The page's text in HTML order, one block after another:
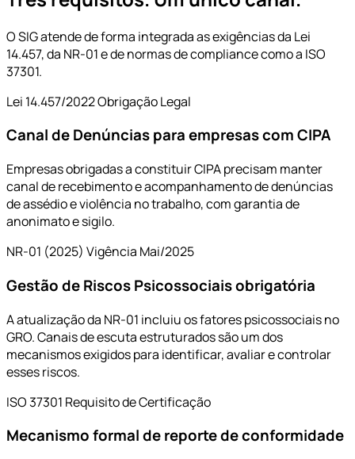
O SIG atende de forma integrada as exigências da Lei
14.457, da NR-01 e de normas de compliance como a ISO
37301.
Lei 14.457/2022Obrigação Legal
Canal de Denúncias para empresas com CIPA
Empresas obrigadas a constituir CIPA precisam manter
canal de recebimento e acompanhamento de denúncias
de assédio e violência no trabalho, com garantia de
anonimato e sigilo.
NR-01 (2025) Vigência Mai/2025
Gestão de Riscos Psicossociais obrigatória
A atualização da NR-01 incluiu os fatores psicossociais no
GRO. Canais de escuta estruturados são um dos
mecanismos exigidos para identificar, avaliar e controlar
esses riscos.
ISO 37301 Requisito de Certificação
Mecanismo formal de reporte de conformidade